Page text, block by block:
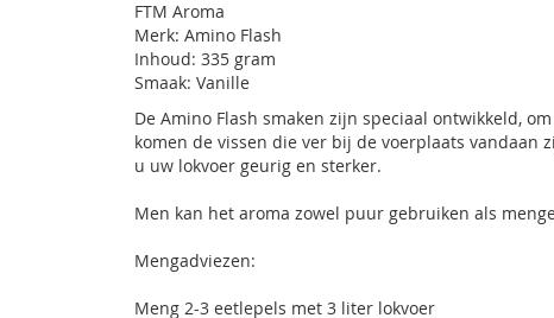
FTM Aroma
Merk: Amino Flash
Inhoud: 335 gram
Smaak: Vanille
De Amino Flash smaken zijn speciaal ontwikkeld,
komen de vissen die ver bij de voerplaats vandaan
u uw lokvoer geurig en sterker.
Men kan het aroma zowel puur gebruiken als
Mengadviezen:
Meng 2-3 eetlepels met 3 liter lokvoer